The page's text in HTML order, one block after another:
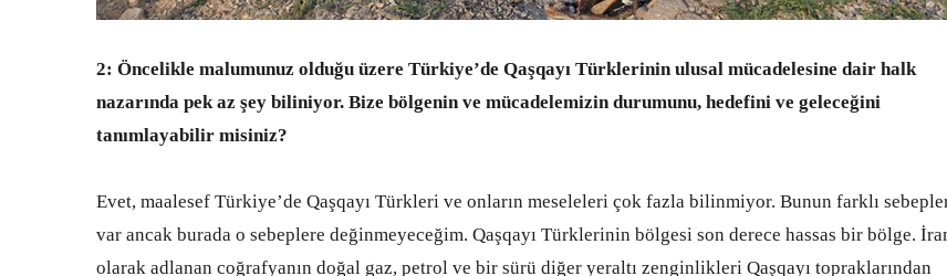
2: Öncelikle malumunuz olduğu üzere Türkiye’de Qaşqayı Türklerinin ulusal mücadelesine dair halk
nazarında pek az şey biliniyor. Bize bölgenin ve mücadelemizin durumunu, hedefini ve geleceğini
tanımlayabilir misiniz?
Evet, maalesef Türkiye’de Qaşqayı Türkleri ve onların meseleleri çok fazla bilinmiyor. Bunun farklı
var ancak burada o sebeplere değinmeyeceğim. Qaşqayı Türklerinin bölgesi son derece hassas bir bölge.
olarak adlanan coğrafyanın doğal gaz, petrol ve bir sürü diğer yeraltı zenginlikleri Qaşqayı topraklarından